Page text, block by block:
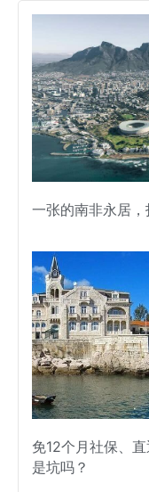
一张的南非永居
免12个月社保、
是坑吗？